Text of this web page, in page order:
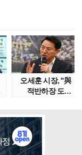
오세훈 시장, "與
적반하장 도